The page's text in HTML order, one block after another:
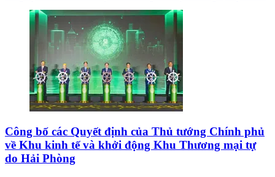
Công bố các Quyết định của Thủ tướng Chính phủ
về Khu kinh tế và khởi động Khu Thương mại tự
do Hải Phòng